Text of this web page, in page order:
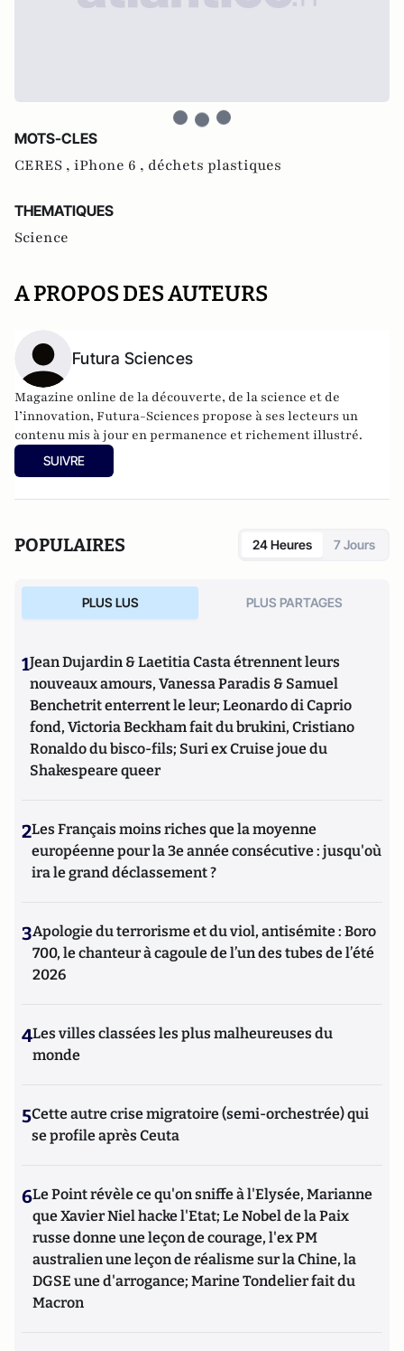
MOTS-CLES
CERES , iPhone 6 , déchets plastiques
THEMATIQUES
Science
A PROPOS DES AUTEURS
Futura Sciences
Magazine online de la découverte, de la science et de
l’innovation, Futura-Sciences propose à ses lecteurs un
contenu mis à jour en permanence et richement illustré.
SUIVRE
POPULAIRES 24 Heures 7 Jours
PLUS LUS PLUS PARTAGES
1Jean Dujardin & Laetitia Casta étrennent leurs
nouveaux amours, Vanessa Paradis & Samuel
Benchetrit enterrent le leur; Leonardo di Caprio
fond, Victoria Beckham fait du brukini, Cristiano
Ronaldo du bisco-fils; Suri ex Cruise joue du
Shakespeare queer
2Les Français moins riches que la moyenne
européenne pour la 3e année consécutive : jusqu'où
ira le grand déclassement ?
3Apologie du terrorisme et du viol, antisémite : Boro
700, le chanteur à cagoule de l’un des tubes de l’été
2026
4Les villes classées les plus malheureuses du
monde
5Cette autre crise migratoire (semi-orchestrée) qui
se profile après Ceuta
6Le Point révèle ce qu'on sniffe à l'Elysée, Marianne
que Xavier Niel hacke l'Etat; Le Nobel de la Paix
russe donne une leçon de courage, l'ex PM
australien une leçon de réalisme sur la Chine, la
DGSE une d'arrogance; Marine Tondelier fait du
Macron